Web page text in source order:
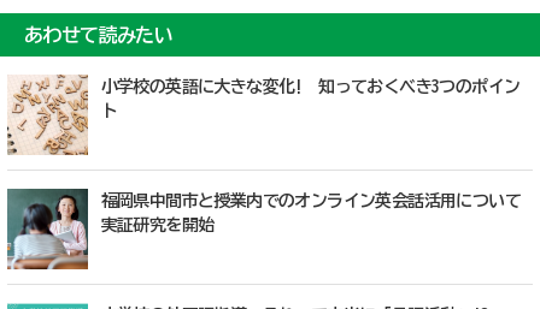
あわせて読みたい
小学校の英語に大きな変化! 知っておくべき3つのポイン
ト
福岡県中間市と授業内でのオンライン英会話活用について
実証研究を開始